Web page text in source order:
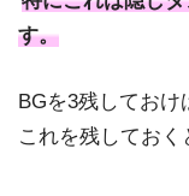
す。
BGを3残しておけ
これを残しておく